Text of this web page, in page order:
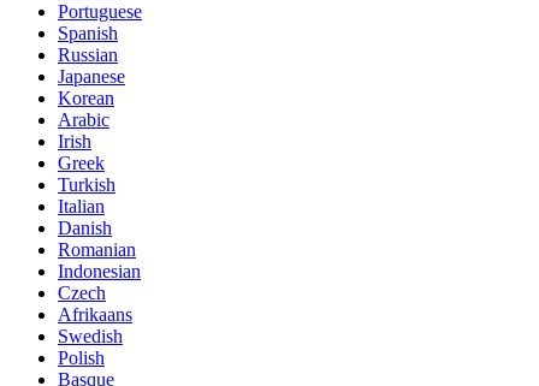
Portuguese
Spanish
Russian
Japanese
Korean
Arabic
Irish
Greek
Turkish
Italian
Danish
Romanian
Indonesian
Czech
Afrikaans
Swedish
Polish
Basque